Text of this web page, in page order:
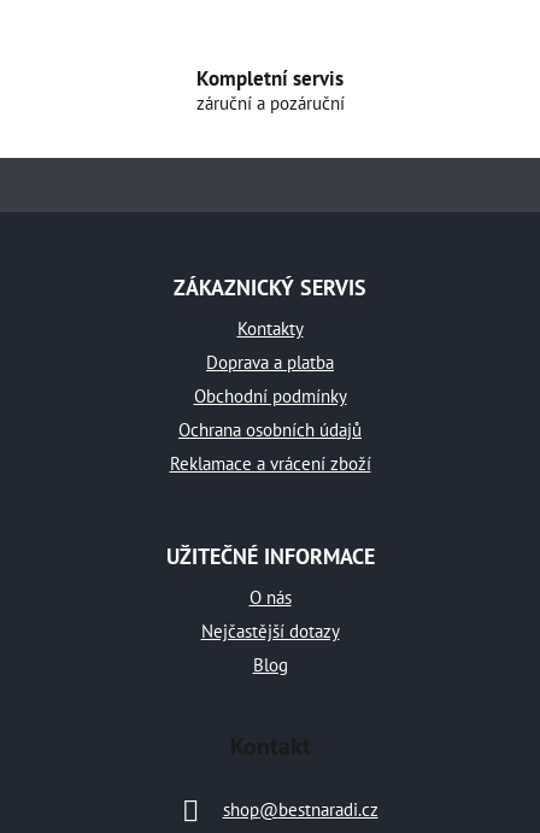
Kompletní servis
záruční a pozáruční
ZÁKAZNICKÝ SERVIS
Kontakty
Doprava a platba
Obchodní podmínky
Ochrana osobních údajů
Reklamace a vrácení zboží
UŽITEČNÉ INFORMACE
O nás
Nejčastější dotazy
Blog
Kontakt
shop@bestnaradi.cz